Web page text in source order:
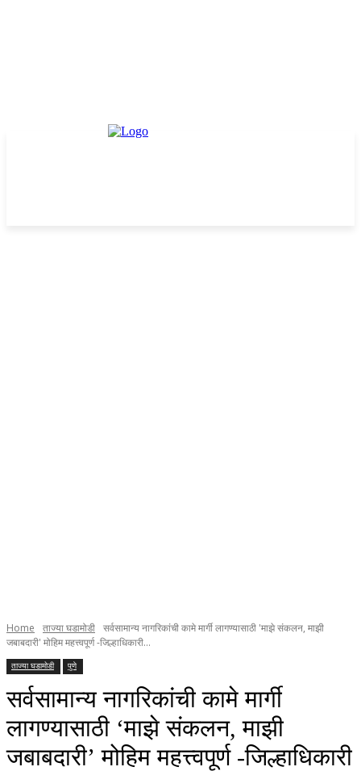
Home ताज्या घडामोडी सर्वसामान्य नागरिकांची कामे मार्गी लागण्यासाठी 'माझे संकलन, माझी
जबाबदारी' मोहिम महत्त्वपूर्ण -जिल्हाधिकारी...
ताज्या घडामोडी पुणे
सर्वसामान्य नागरिकांची कामे मार्गी
लागण्यासाठी ‘माझे संकलन, माझी
जबाबदारी’ मोहिम महत्त्वपूर्ण -जिल्हाधिकारी